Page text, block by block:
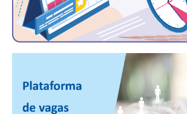
FOTOS
PUBLICAÇÕES